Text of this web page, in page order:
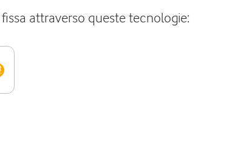
attraverso queste tecnologie: